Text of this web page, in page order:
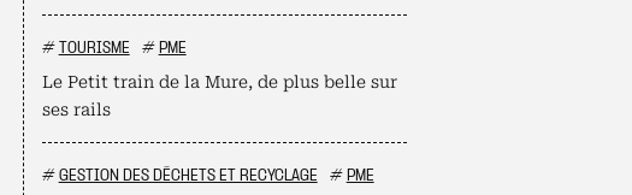
# TOURISME # PME
Le Petit train de la Mure, de plus belle sur
ses rails
# GESTION DES DÉCHETS ET RECYCLAGE # PME